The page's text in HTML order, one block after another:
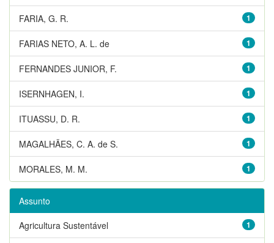
1
FARIA, G. R.
1
FARIAS NETO, A. L. de
1
FERNANDES JUNIOR, F.
1
ISERNHAGEN, I.
1
ITUASSU, D. R.
1
MAGALHÃES, C. A. de S.
1
MORALES, M. M.
Assunto
1
Agricultura Sustentável